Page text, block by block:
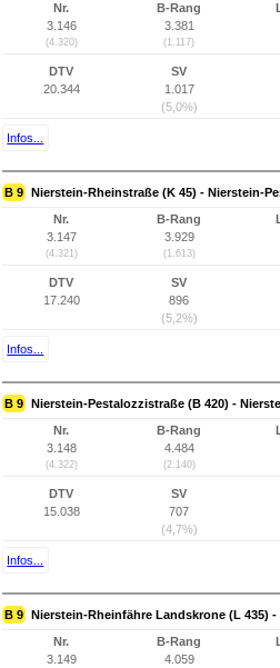
Nr.
3.146
(4.320)
B-Rang
3.381
(1.117)
DTV
20.344
SV
1.017
(5,0%)
Infos...
B 9 Nierstein-Rheinstraße (K 45) - Nierstein-
Nr.
3.147
(4.321)
B-Rang
3.929
(1.613)
DTV
17.240
SV
896
(5,2%)
Infos...
B 9 Nierstein-Pestalozzistraße (B 420) -
Nr.
3.148
(4.322)
B-Rang
4.484
(2.140)
DTV
15.038
SV
707
(4,7%)
Infos...
B 9 Nierstein-Rheinfähre Landskrone (L 435)
Nr.
3.149
B-Rang
4.059